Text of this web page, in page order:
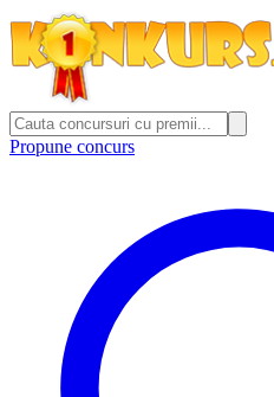
Propune concurs